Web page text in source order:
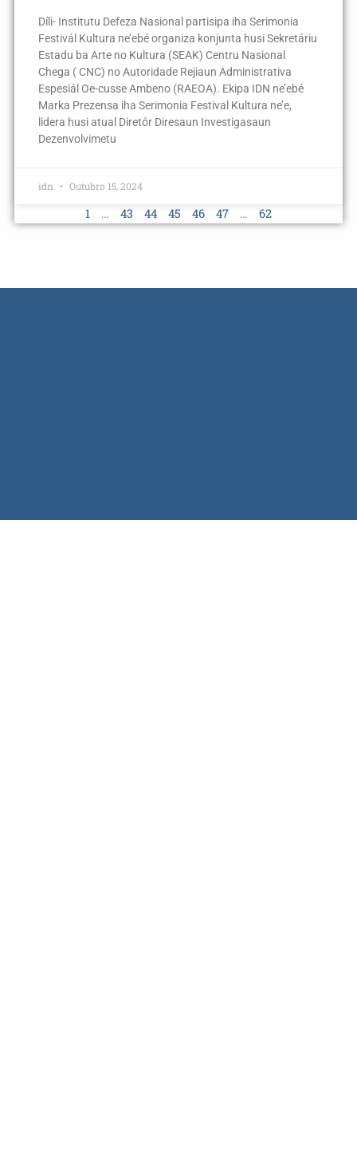
Díli- Institutu Defeza Nasional partisipa iha Serimonia
Festivál Kultura ne’ebé organiza konjunta husi Sekretáriu
Estadu ba Arte no Kultura (SEAK) Centru Nasional
Chega ( CNC) no Autoridade Rejiaun Administrativa
Espesiál Oe-cusse Ambeno (RAEOA). Ekipa IDN ne’ebé
Marka Prezensa iha Serimonia Festival Kultura ne’e,
lidera husi atual Diretór Diresaun Investigasaun
Dezenvolvimetu
idn Outubro 15, 2024
1 … 43 44 45 46 47 … 62